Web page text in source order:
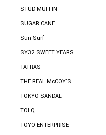
STUD MUFFIN
SUGAR CANE
Sun Surf
SY32 SWEET YEARS
TATRAS
THE REAL McCOY'S
TOKYO SANDAL
TOLQ
TOYO ENTERPRISE